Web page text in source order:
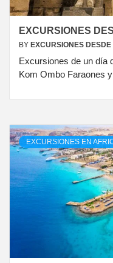
EXCURSIONES
BY EXCURSIONES DESDE
Excursiones de un día
Kom Ombo Faraones
EXCURSIONES EN